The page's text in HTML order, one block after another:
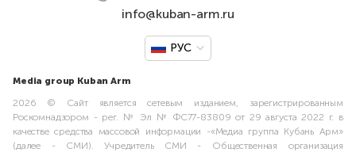
info@kuban-arm.ru
РУС
Media group Kuban Arm
2026 © Сайт является сетевым изданием, зарегистрированным
Роскомнадзором - рег. № Эл № ФС77-83809 от 29 августа 2022 г. в
качестве средства массовой информации -«Медиа группа Кубань Арм»
(далее - СМИ). Учредитель СМИ - Общественная организация